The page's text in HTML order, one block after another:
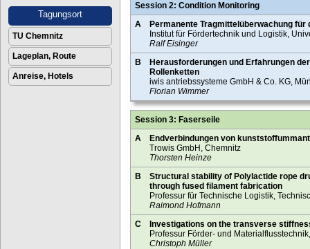
Tagungsort
TU Chemnitz
Lageplan, Route
Anreise, Hotels
Session 2: Condition Monitoring
A
Permanente Tragmittelüberwachung
Institut für Fördertechnik und Logistik,
Ralf Eisinger
B
Herausforderungen und Erfahrungen
Rollenketten
iwis antriebssysteme GmbH & Co. KG,
Florian Wimmer
Session 3: Faserseile
A
Endverbindungen von
Trowis GmbH, Chemnitz
Thorsten Heinze
B
Structural stability of Polylactide rope
through fused filament fabrication
Professur für Technische Logistik,
Raimond Hofmann
C
Investigations on the transverse
Professur Förder- und
Christoph Müller